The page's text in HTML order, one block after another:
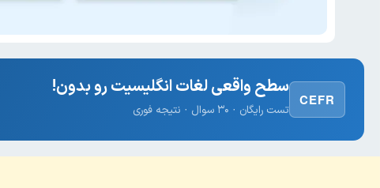
CEFR
سطح واقعی لغات انگلیسیت رو بدون!
تست رایگان · ۳۰ سوال · نتیجه فوری